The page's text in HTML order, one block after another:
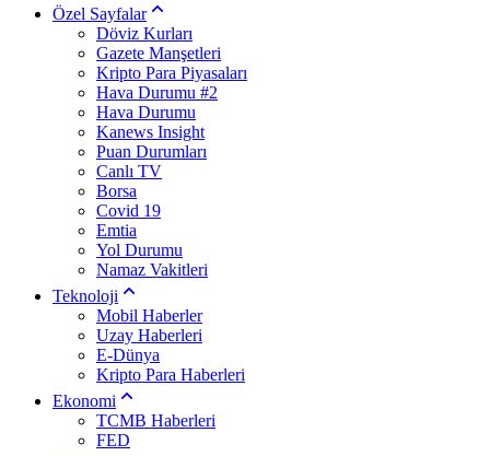
Özel Sayfalar
Döviz Kurları
Gazete Manşetleri
Kripto Para Piyasaları
Hava Durumu #2
Hava Durumu
Kanews Insight
Puan Durumları
Canlı TV
Borsa
Covid 19
Emtia
Yol Durumu
Namaz Vakitleri
Teknoloji
Mobil Haberler
Uzay Haberleri
E-Dünya
Kripto Para Haberleri
Ekonomi
TCMB Haberleri
FED